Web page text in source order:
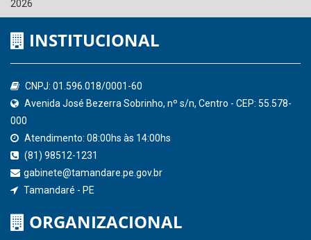
Ministério Público do Estado de Pernambuco
Controladoria-Geral da União
Confederação Nacional de Municípios - CNM
QEdu
Consultar Convênios
Receber Informações sobre novos Repasses
Hora:10:00/ Sábado, 08 de agosto de
2026